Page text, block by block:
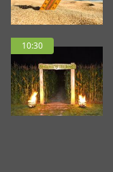
10:30